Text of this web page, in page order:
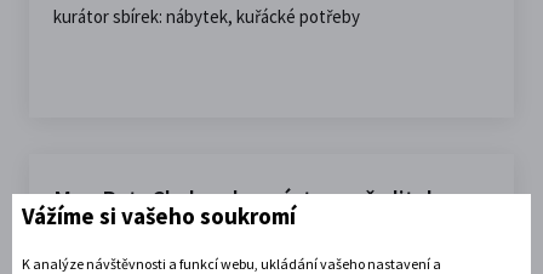
kurátor sbírek: nábytek, kuřácké potřeby
Mgr. Petr Chaloupka, zástupce ředitele
+420 605 508 753, +420 461 615 821
Vážíme si vašeho soukromí
K analýze návštěvnosti a funkcí webu, ukládání vašeho nastavení a